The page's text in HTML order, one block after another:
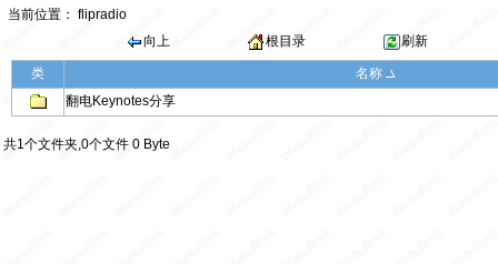
当前位置： flipradio
向上
根目录 刷新
类
名称
翻电Keynotes分享
共1个文件夹,0个文件 0 Byte